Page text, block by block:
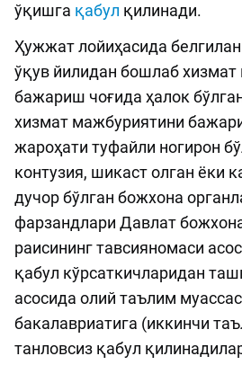
ўқишга қабул қилинади.
Ҳужжат лойиҳасида
ўқув йилидан бошлаб
бажариш чоғида ҳалок
хизмат мажбуриятини
жароҳати туфайли ногирон
контузия, шикаст олган ёки
дучор бўлган божхона
фарзандлари Давлат
раисининг тавсияномаси
қабул кўрсаткичларидан
асосида олий таълим
бакалавриатига (иккинчи
танловсиз қабул